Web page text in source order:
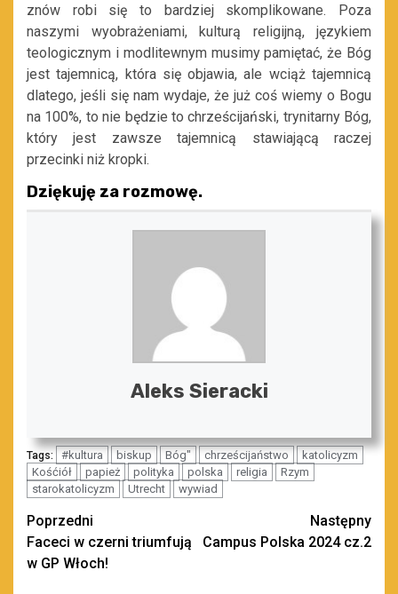
znów robi się to bardziej skomplikowane. Poza
naszymi wyobrażeniami, kulturą religijną, językiem
teologicznym i modlitewnym musimy pamiętać, że Bóg
jest tajemnicą, która się objawia, ale wciąż tajemnicą
dlatego, jeśli się nam wydaje, że już coś wiemy o Bogu
na 100%, to nie będzie to chrześcijański, trynitarny Bóg,
który jest zawsze tajemnicą stawiającą raczej
przecinki niż kropki.
Dziękuję za rozmowę.
Aleks Sieracki
Tags: #kultura biskup Bóg" chrześcijaństwo
katolicyzm
Kośćiół
papież polityka polska religia
Rzym
starokatolicyzm
Utrecht wywiad
Zobacz
wpisy
Poprzedni
Faceci w czerni triumfują
w GP Włoch!
Następny
Campus Polska 2024 cz.2